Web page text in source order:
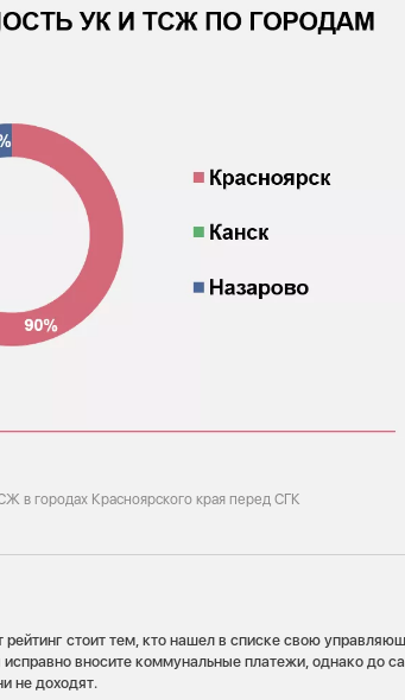
в городах Красноярского края перед СГК
рейтинг стоит тем, кто нашел в списке свою
вносите коммунальные платежи, однако до
не доходят.